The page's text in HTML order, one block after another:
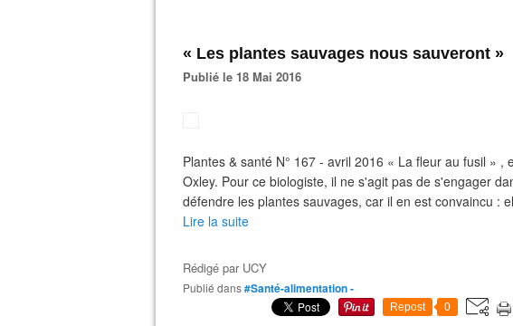
« Les plantes sauvages nous sauveront »
Publié le 18 Mai 2016
Plantes & santé N° 167 - avril 2016 « La fleur au fusil »
Oxley. Pour ce biologiste, il ne s'agit pas de s'engager
défendre les plantes sauvages, car il en est convaincu :
Lire la suite
Rédigé par UCY
Publié dans#Santé-alimentation -
Repost 0